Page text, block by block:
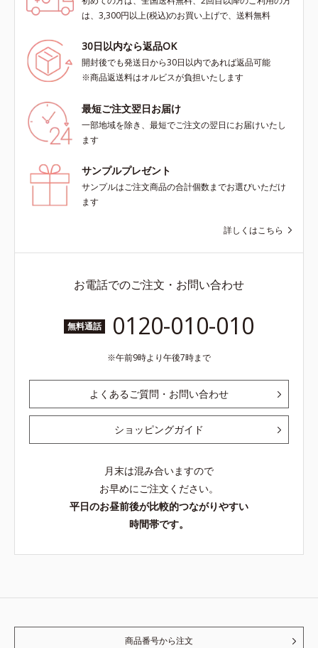
は、3,300円以上(税込)のお買い上げで、送料無料
30日以内なら返品OK
開封後でも発送日から30日以内であれば返品可能
※商品返送料はオルビスが負担いたします
最短ご注文翌日お届け
一部地域を除き、最短でご注文の翌日にお届けいたし
ます
サンプルプレゼント
サンプルはご注文商品の合計個数までお選びいただけ
ます
詳しくはこちら
お電話でのご注文・お問い合わせ
無料通話 0120-010-010
午前9時より午後7時まで
よくあるご質問・お問い合わせ
ショッピングガイド
月末は混み合いますので
お早めにご注文ください。
平日のお昼前後が比較的つながりやすい
時間帯です。
商品番号から注文